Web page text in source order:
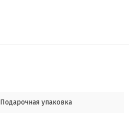
Подарочная упаковка